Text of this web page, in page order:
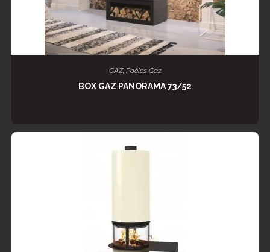
LIRE LA SUITE
GAZ, Poêles Gaz
BOX GAZ PANORAMA 73/52